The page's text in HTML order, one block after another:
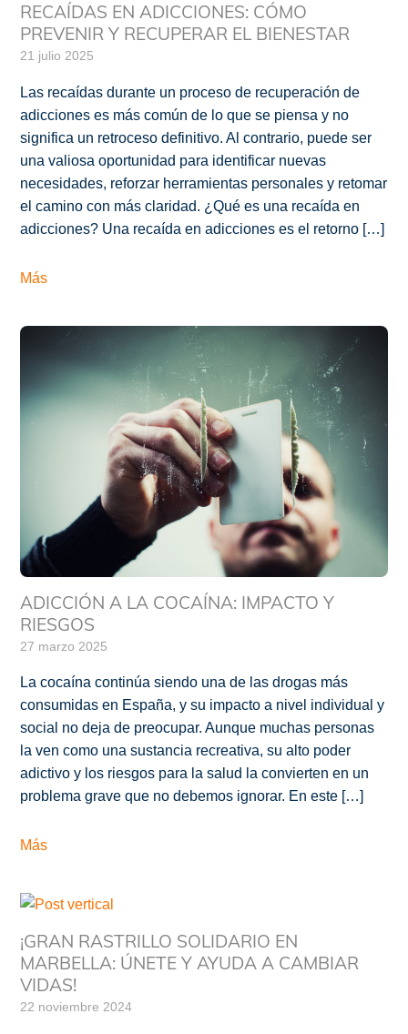
RECAÍDAS EN ADICCIONES: CÓMO
PREVENIR Y RECUPERAR EL BIENESTAR
21 julio 2025
Las recaídas durante un proceso de recuperación de
adicciones es más común de lo que se piensa y no
significa un retroceso definitivo. Al contrario, puede ser
una valiosa oportunidad para identificar nuevas
necesidades, reforzar herramientas personales y retomar
el camino con más claridad. ¿Qué es una recaída en
adicciones? Una recaída en adicciones es el retorno […]
Más
ADICCIÓN A LA COCAÍNA: IMPACTO Y
RIESGOS
27 marzo 2025
La cocaína continúa siendo una de las drogas más
consumidas en España, y su impacto a nivel individual y
social no deja de preocupar. Aunque muchas personas
la ven como una sustancia recreativa, su alto poder
adictivo y los riesgos para la salud la convierten en un
problema grave que no debemos ignorar. En este […]
Más
¡GRAN RASTRILLO SOLIDARIO EN
MARBELLA: ÚNETE Y AYUDA A CAMBIAR
VIDAS!
22 noviembre 2024